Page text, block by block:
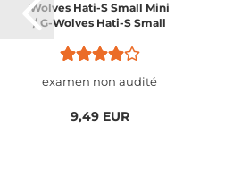
Wolves Hati-S Small Mini
/ G-Wolves Hati-S Small
examen non audité
9,49 EUR